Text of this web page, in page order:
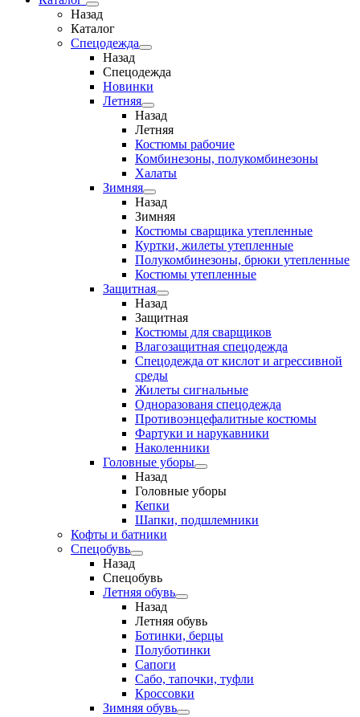
Назад
Каталог
Спецодежда
Назад
Спецодежда
Новинки
Летняя
Назад
Летняя
Костюмы рабочие
Комбинезоны, полукомбинезоны
Халаты
Зимняя
Назад
Зимняя
Костюмы сварщика утепленные
Куртки, жилеты утепленные
Полукомбинезоны, брюки утепленные
Костюмы утепленные
Защитная
Назад
Защитная
Костюмы для сварщиков
Влагозащитная спецодежда
Спецодежда от кислот и агрессивной
среды
Жилеты сигнальные
Одноразованя спецодежда
Противоэнцефалитные костюмы
Фартуки и нарукавники
Наколенники
Головные уборы
Назад
Головные уборы
Кепки
Шапки, подшлемники
Кофты и батники
Спецобувь
Назад
Спецобувь
Летняя обувь
Назад
Летняя обувь
Ботинки, берцы
Полуботинки
Сапоги
Сабо, тапочки, туфли
Кроссовки
Зимняя обувь